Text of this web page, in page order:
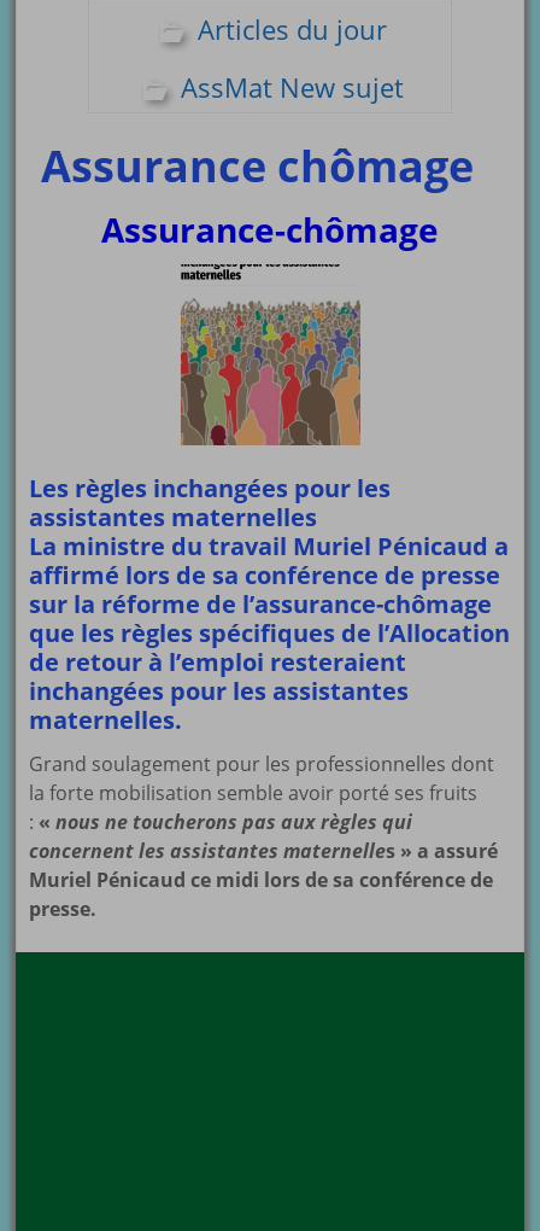
Articles du jour
AssMat New sujet
Assurance chômage
Assurance-chômage
Les règles inchangées pour les
assistantes maternelles
La ministre du travail Muriel Pénicaud a
affirmé lors de sa conférence de presse
sur la réforme de l’assurance-chômage
que les règles spécifiques de l’Allocation
de retour à l’emploi resteraient
inchangées pour les assistantes
maternelles.
Grand soulagement pour les professionnelles dont
la forte mobilisation semble avoir porté ses fruits
: «nous ne toucherons pas aux règles qui
concernent les assistantes maternelles » a assuré
Muriel Pénicaud ce midi lors de sa conférence de
presse.